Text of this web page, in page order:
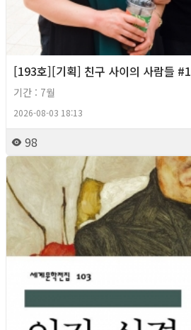
[193호][기획] 친구 사이의 사람들
기간 : 7월
2026-08-03 18:13
98